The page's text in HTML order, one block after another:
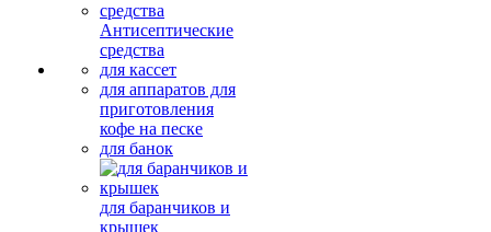
Антисептические
средства
для кассет
для аппаратов для
приготовления
кофе на песке
для банок
для баранчиков и
крышек